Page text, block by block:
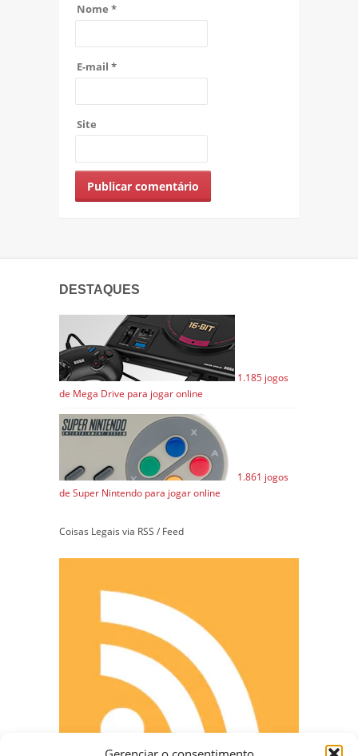
Nome *
E-mail *
Site
DESTAQUES
1.185 jogos
de Mega Drive para jogar online
1.861 jogos
de Super Nintendo para jogar online
Coisas Legais via RSS / Feed